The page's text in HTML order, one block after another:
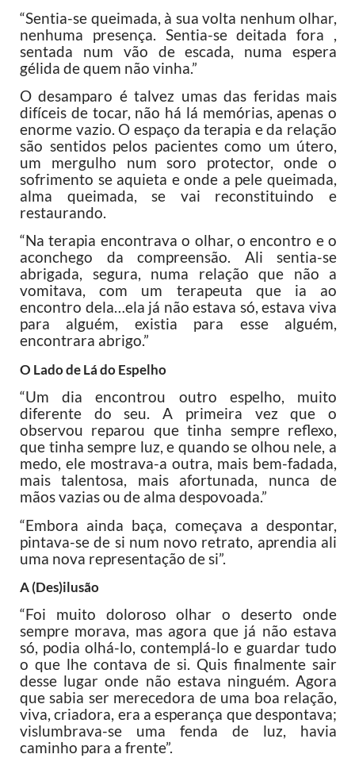
“Sentia-se queimada, à sua volta nenhum olhar,
nenhuma presença. Sentia-se deitada fora ,
sentada num vão de escada, numa espera
gélida de quem não vinha.”
O desamparo é talvez umas das feridas mais
difíceis de tocar, não há lá memórias, apenas o
enorme vazio. O espaço da terapia e da relação
são sentidos pelos pacientes como um útero,
um mergulho num soro protector, onde o
sofrimento se aquieta e onde a pele queimada,
alma queimada, se vai reconstituindo e
restaurando.
“Na terapia encontrava o olhar, o encontro e o
aconchego da compreensão. Ali sentia-se
abrigada, segura, numa relação que não a
vomitava, com um terapeuta que ia ao
encontro dela…ela já não estava só, estava viva
para alguém, existia para esse alguém,
encontrara abrigo.”
O Lado de Lá do Espelho
“Um dia encontrou outro espelho, muito
diferente do seu. A primeira vez que o
observou reparou que tinha sempre reflexo,
que tinha sempre luz, e quando se olhou nele, a
medo, ele mostrava-a outra, mais bem-fadada,
mais talentosa, mais afortunada, nunca de
mãos vazias ou de alma despovoada.”
“Embora ainda baça, começava a despontar,
pintava-se de si num novo retrato, aprendia ali
uma nova representação de si”.
A (Des)ilusão
“Foi muito doloroso olhar o deserto onde
sempre morava, mas agora que já não estava
só, podia olhá-lo, contemplá-lo e guardar tudo
o que lhe contava de si. Quis finalmente sair
desse lugar onde não estava ninguém. Agora
que sabia ser merecedora de uma boa relação,
viva, criadora, era a esperança que despontava;
vislumbrava-se uma fenda de luz, havia
caminho para a frente”.